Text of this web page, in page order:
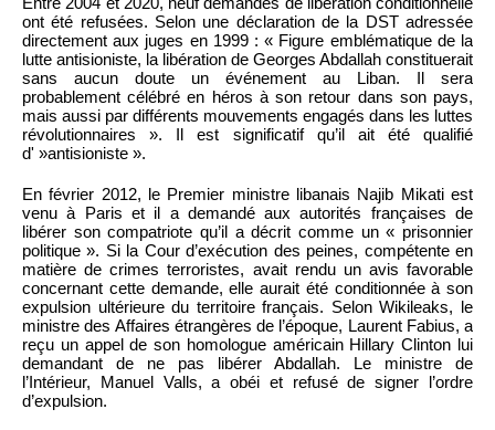
ont été refusées. Selon une déclaration de la DST adressée
directement aux juges en 1999 : « Figure emblématique de la
lutte antisioniste, la libération de Georges Abdallah constituerait
sans aucun doute un événement au Liban. Il sera
probablement célébré en héros à son retour dans son pays,
mais aussi par différents mouvements engagés dans les luttes
révolutionnaires ». Il est significatif qu’il ait été qualifié
d' »antisioniste ».
En février 2012, le Premier ministre libanais Najib Mikati est
venu à Paris et il a demandé aux autorités françaises de
libérer son compatriote qu’il a décrit comme un « prisonnier
politique ». Si la Cour d’exécution des peines, compétente en
matière de crimes terroristes, avait rendu un avis favorable
concernant cette demande, elle aurait été conditionnée à son
expulsion ultérieure du territoire français. Selon Wikileaks, le
ministre des Affaires étrangères de l’époque, Laurent Fabius, a
reçu un appel de son homologue américain Hillary Clinton lui
demandant de ne pas libérer Abdallah. Le ministre de
l’Intérieur, Manuel Valls, a obéi et refusé de signer l’ordre
d’expulsion.